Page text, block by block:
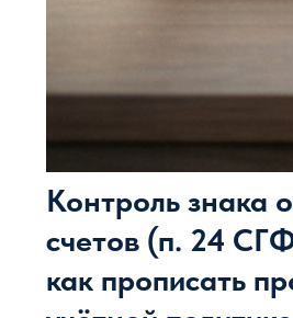
Контроль знака
счетов (п. 24
как прописать